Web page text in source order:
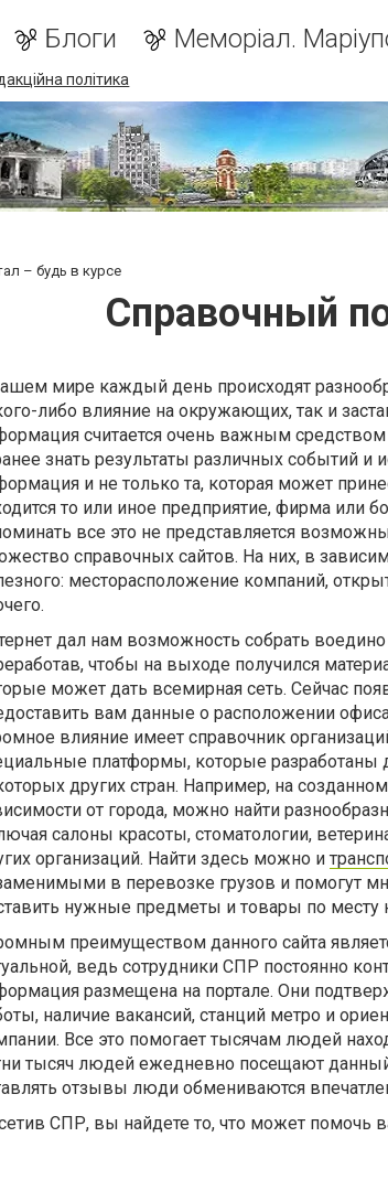
Блоги Меморіал.
політика
– будь в курсе
Справочный
мире каждый день происходят
либо влияние на окружающих, так и
считается очень важным
знать результаты различных событий и
и не только та, которая может
то или иное предприятие, фирма или
все это не представляется
справочных сайтов. На них, в
месторасположение компаний,
дал нам возможность собрать
чтобы на выходе получился
может дать всемирная сеть. Сейчас
вам данные о расположении
влияние имеет справочник
платформы, которые разработаны
других стран. Например, на
от города, можно найти
салоны красоты, стоматологии,
организаций. Найти здесь можно и
в перевозке грузов и помогут
нужные предметы и товары по месту
преимуществом данного сайта
ведь сотрудники СПР постоянно
размещена на портале. Они
наличие вакансий, станций метро и
Все это помогает тысячам людей
тысяч людей ежедневно посещают
отзывы люди обмениваются
СПР, вы найдете то, что может помочь